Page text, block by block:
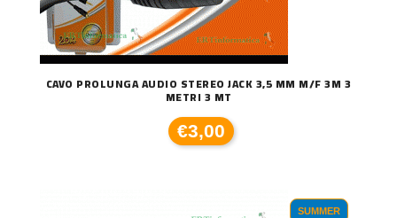
CAVO PROLUNGA AUDIO STEREO JACK 3,5 MM M/F 3M 3
METRI 3 MT
€3,00
SUMMER